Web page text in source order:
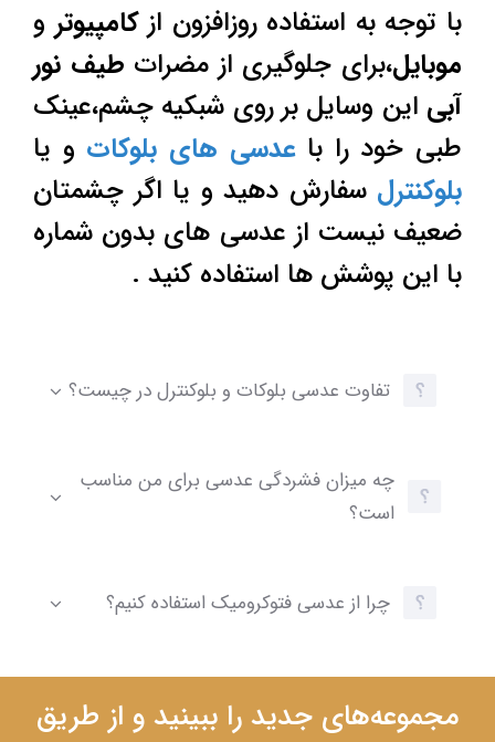
با توجه به استفاده روزافزون ازکامپیوتر و
موبایل،برای جلوگیری از مضرات طیف نور
آبی این وسایل بر روی شبکیه چشم،عینک
طبی خود را باعدسی های بلوکات و یا
بلوکنترل سفارش دهید و یا اگر چشمتان
ضعیف نیست از عدسی های بدون شماره
با این پوشش ها استفاده کنید .
تفاوت عدسی بلوکات و بلوکنترل در چیست؟
چه میزان فشردگی عدسی برای من مناسب
است؟
چرا از عدسی فتوکرومیک استفاده کنیم؟
مجموعه‌های جدید را ببینید و از طریق